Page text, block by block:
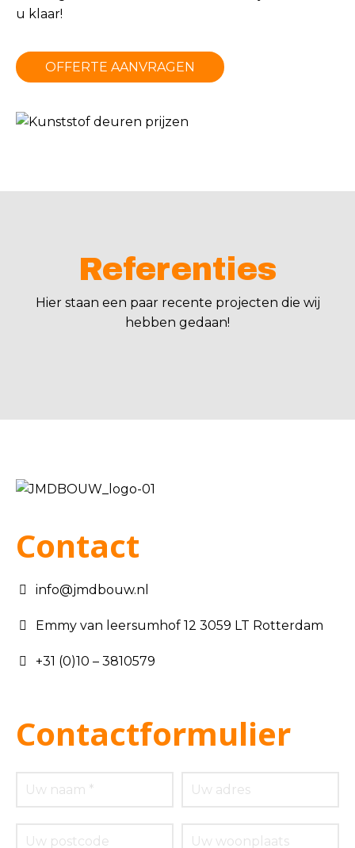
u klaar!
OFFERTE AANVRAGEN
Referenties
Hier staan een paar recente projecten die wij
hebben gedaan!
Contact
info@jmdbouw.nl
Emmy van leersumhof 12 3059 LT Rotterdam
+31 (0)10 – 3810579
Contactformulier